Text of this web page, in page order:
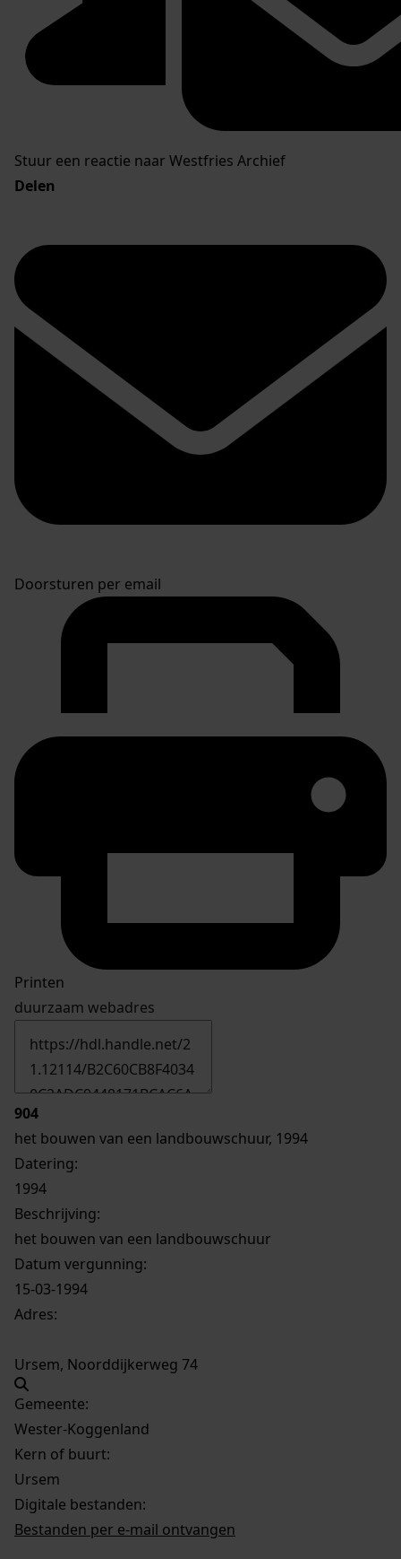
Stuur een reactie naar Westfries Archief
Delen
Doorsturen per email
Printen
duurzaam webadres
904
het bouwen van een landbouwschuur, 1994
Datering:
1994
Beschrijving:
het bouwen van een landbouwschuur
Datum vergunning:
15-03-1994
Adres:
Ursem, Noorddijkerweg 74
Gemeente:
Wester-Koggenland
Kern of buurt:
Ursem
Digitale bestanden:
Bestanden per e-mail ontvangen